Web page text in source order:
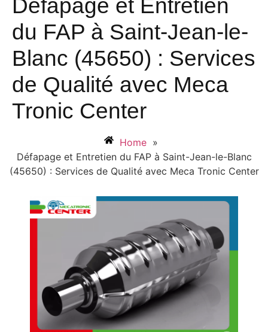
Défapage et Entretien
du FAP à Saint-Jean-le-
Blanc (45650) : Services
de Qualité avec Meca
Tronic Center
Home »
Défapage et Entretien du FAP à Saint-Jean-le-Blanc
(45650) : Services de Qualité avec Meca Tronic Center